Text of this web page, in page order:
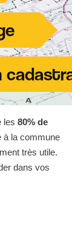
les 80% de
à la commune
très utile.
dans vos